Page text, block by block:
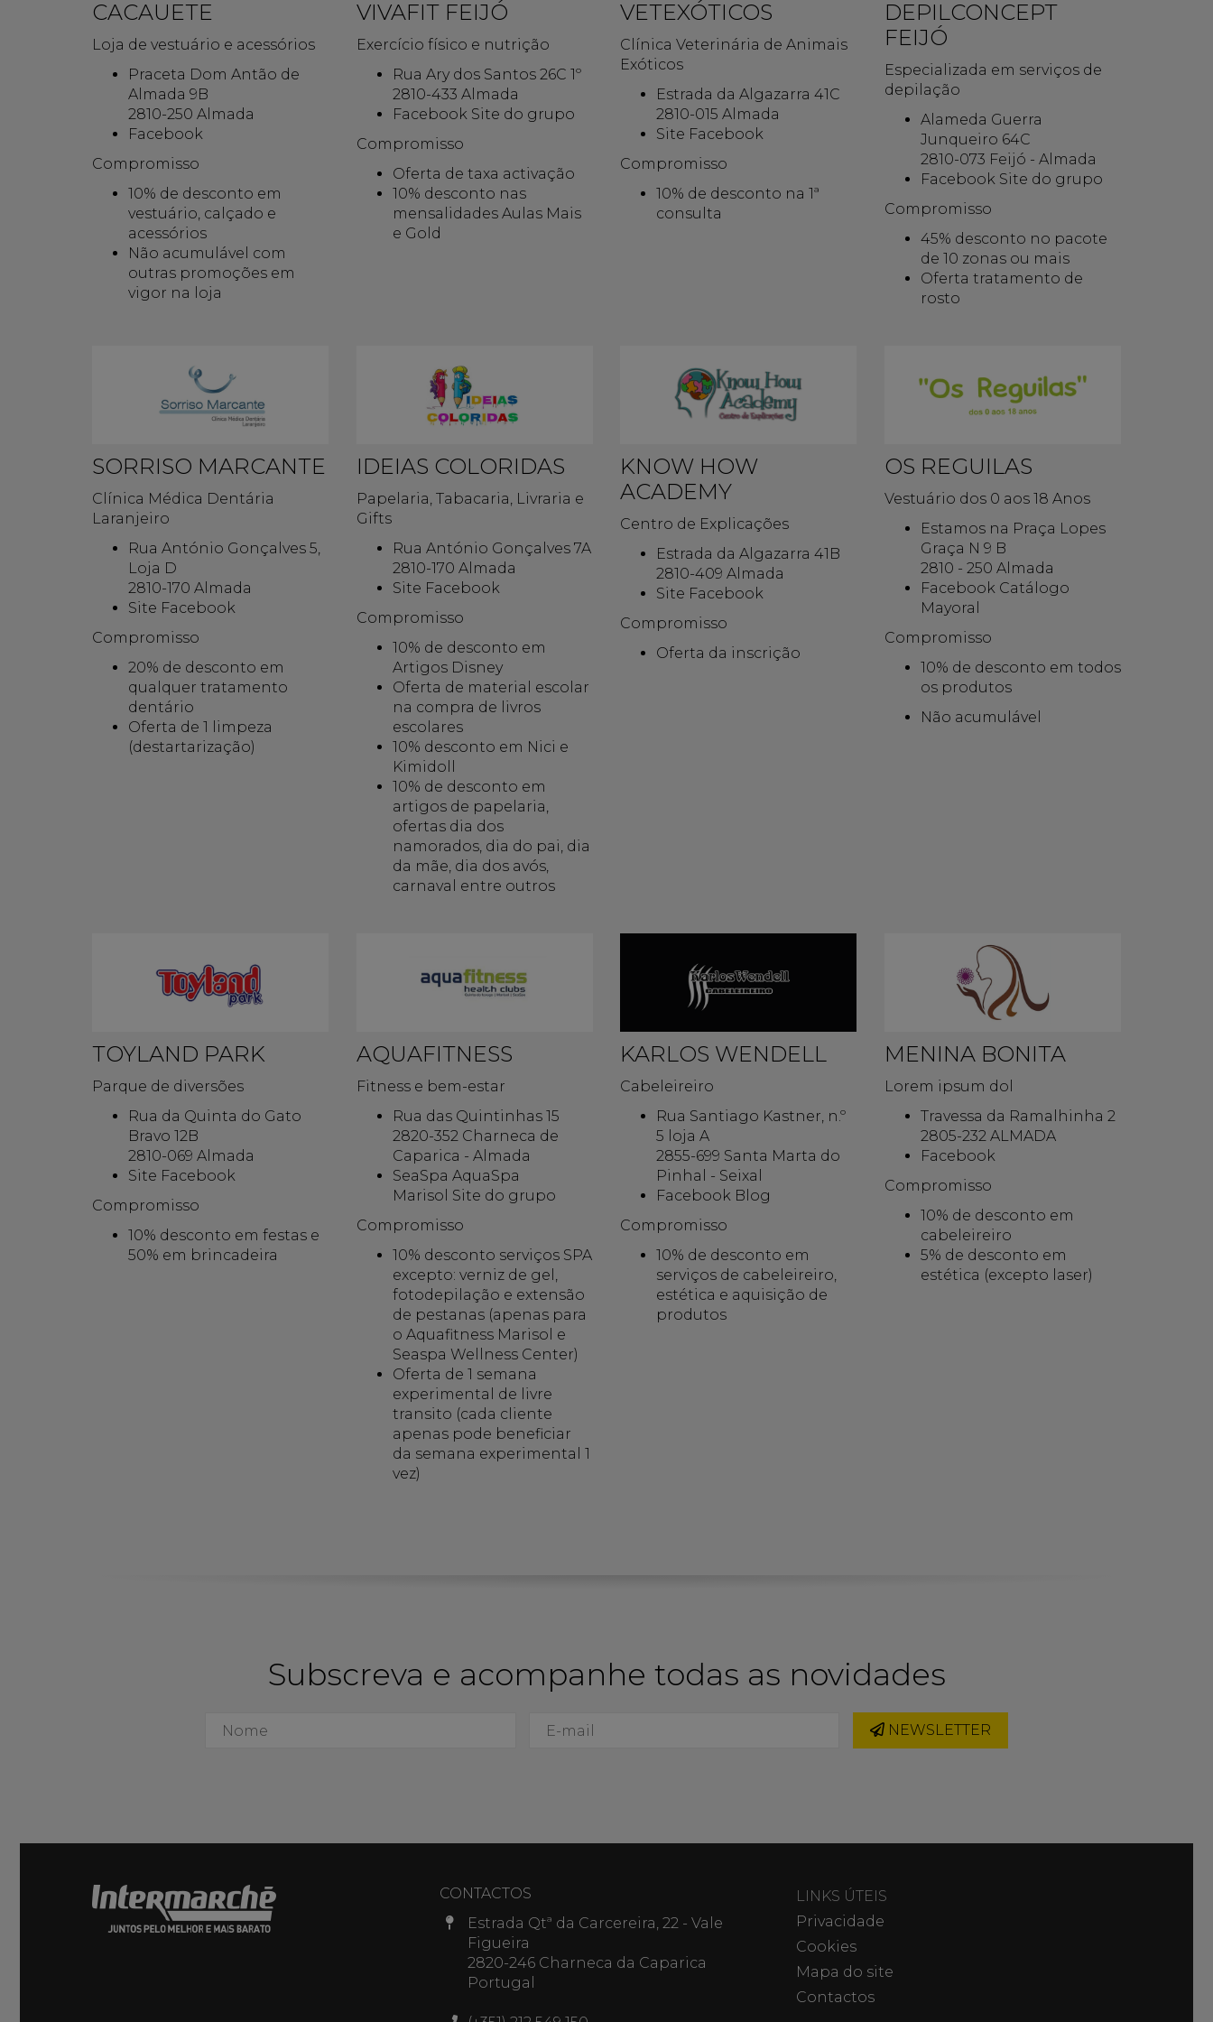
CACAUETE
Loja de vestuário e acessórios
Praceta Dom Antão de
Almada 9B
2810-250 Almada
Facebook
Compromisso
10% de desconto em
vestuário, calçado e
acessórios
Não acumulável com
outras promoções em
vigor na loja
VIVAFIT FEIJÓ
Exercício físico e nutrição
Rua Ary dos Santos 26C 1º
2810-433 Almada
Facebook Site do grupo
Compromisso
Oferta de taxa activação
10% desconto nas
mensalidades Aulas Mais
e Gold
VETEXÓTICOS
Clínica Veterinária de Animais
Exóticos
Estrada da Algazarra 41C
2810-015 Almada
Site Facebook
Compromisso
10% de desconto na 1ª
consulta
DEPILCONCEPT
FEIJÓ
Especializada em serviços de
depilação
Alameda Guerra
Junqueiro 64C
2810-073 Feijó - Almada
Facebook Site do grupo
Compromisso
45% desconto no pacote
de 10 zonas ou mais
Oferta tratamento de
rosto
SORRISO MARCANTE
Clínica Médica Dentária
Laranjeiro
Rua António Gonçalves 5,
Loja D
2810-170 Almada
Site Facebook
Compromisso
20% de desconto em
qualquer tratamento
dentário
Oferta de 1 limpeza
(destartarização)
IDEIAS COLORIDAS
Papelaria, Tabacaria, Livraria e
Gifts
Rua António Gonçalves 7A
2810-170 Almada
Site Facebook
Compromisso
10% de desconto em
Artigos Disney
Oferta de material escolar
na compra de livros
escolares
10% desconto em Nici e
Kimidoll
10% de desconto em
artigos de papelaria,
ofertas dia dos
namorados, dia do pai, dia
da mãe, dia dos avós,
carnaval entre outros
KNOW HOW
ACADEMY
Centro de Explicações
Estrada da Algazarra 41B
2810-409 Almada
Site Facebook
Compromisso
Oferta da inscrição
OS REGUILAS
Vestuário dos 0 aos 18 Anos
Estamos na Praça Lopes
Graça N 9 B
2810 - 250 Almada
Facebook Catálogo
Mayoral
Compromisso
10% de desconto em todos
os produtos
Não acumulável
TOYLAND PARK
Parque de diversões
Rua da Quinta do Gato
Bravo 12B
2810-069 Almada
Site Facebook
Compromisso
10% desconto em festas e
50% em brincadeira
AQUAFITNESS
Fitness e bem-estar
Rua das Quintinhas 15
2820-352 Charneca de
Caparica - Almada
SeaSpa AquaSpa
Marisol Site do grupo
Compromisso
10% desconto serviços SPA
excepto: verniz de gel,
fotodepilação e extensão
de pestanas (apenas para
o Aquafitness Marisol e
Seaspa Wellness Center)
Oferta de 1 semana
experimental de livre
transito (cada cliente
apenas pode beneficiar
da semana experimental 1
vez)
KARLOS WENDELL
Cabeleireiro
Rua Santiago Kastner, n.º
5 loja A
2855-699 Santa Marta do
Pinhal - Seixal
Facebook Blog
Compromisso
10% de desconto em
serviços de cabeleireiro,
estética e aquisição de
produtos
MENINA BONITA
Lorem ipsum dol
Travessa da Ramalhinha 2
2805-232 ALMADA
Facebook
Compromisso
10% de desconto em
cabeleireiro
5% de desconto em
estética (excepto laser)
Subscreva e acompanhe todas as novidades
NEWSLETTER
CONTACTOS
Estrada Qtª da Carcereira, 22 - Vale
Figueira
2820-246 Charneca da Caparica
Portugal
LINKS ÚTEIS
Privacidade
Cookies
Mapa do site
Contactos